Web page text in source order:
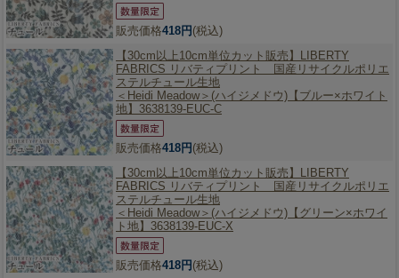
販売価格418円 (税込)
【30cm以上10cm単位カット販売】
LIBERTY
FABRICS リバティプリント 国産リサイクルポリエ
ステルチュール生地
＜Heidi Meadow＞(ハイジメドウ)【ブルー×ホワイト
地】3638139-EUC-C
販売価格418円 (税込)
【30cm以上10cm単位カット販売】
LIBERTY
FABRICS リバティプリント 国産リサイクルポリエ
ステルチュール生地
＜Heidi Meadow＞(ハイジメドウ)【グリーン×ホワイ
ト地】3638139-EUC-X
販売価格418円 (税込)